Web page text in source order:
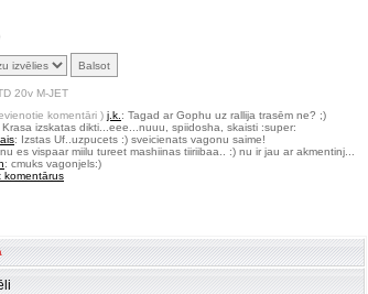
20v M-JET
komentāri ) j.k. : Tagad ar Gophu uz rallija trasēm ne? ;)
Krasa izskatas dikti...eee...nuuu, spiidosha, skaisti :super:
: Izstas Uf..uzpucets :) sveicienats vagonu saime!
es vispaar miilu tureet mashiinas tiiriibaa.. :) nu ir jau ar akmentinj...
: cmuks vagonjels:)
komentārus